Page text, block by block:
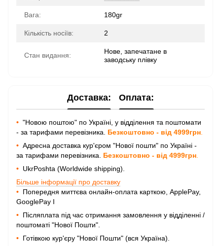
Вага: 180gr
Кількість носіїв: 2
Стан видання:
Нове, запечатане в
заводську плівку
Доставка: Оплата:
• "Новою поштою" по Україні, у відділення та поштомати
- за тарифами перевізника. Безкоштовно - від 4999грн
• Адресна доставка кур'єром "Нової пошти" по Україні -
за тарифами перевізника. Безкоштовно - від 4999грн
• UkrPoshta (Worldwide shipping).
Більше інформації про доставку
• Попередня миттєва онлайн-оплата карткою, ApplePay,
GooglePay I
• Післяплата під час отримання замовлення у відділенні /
поштоматі "Нової Пошти".
• Готівкою кур'єру "Нової Пошти" (вся Україна).